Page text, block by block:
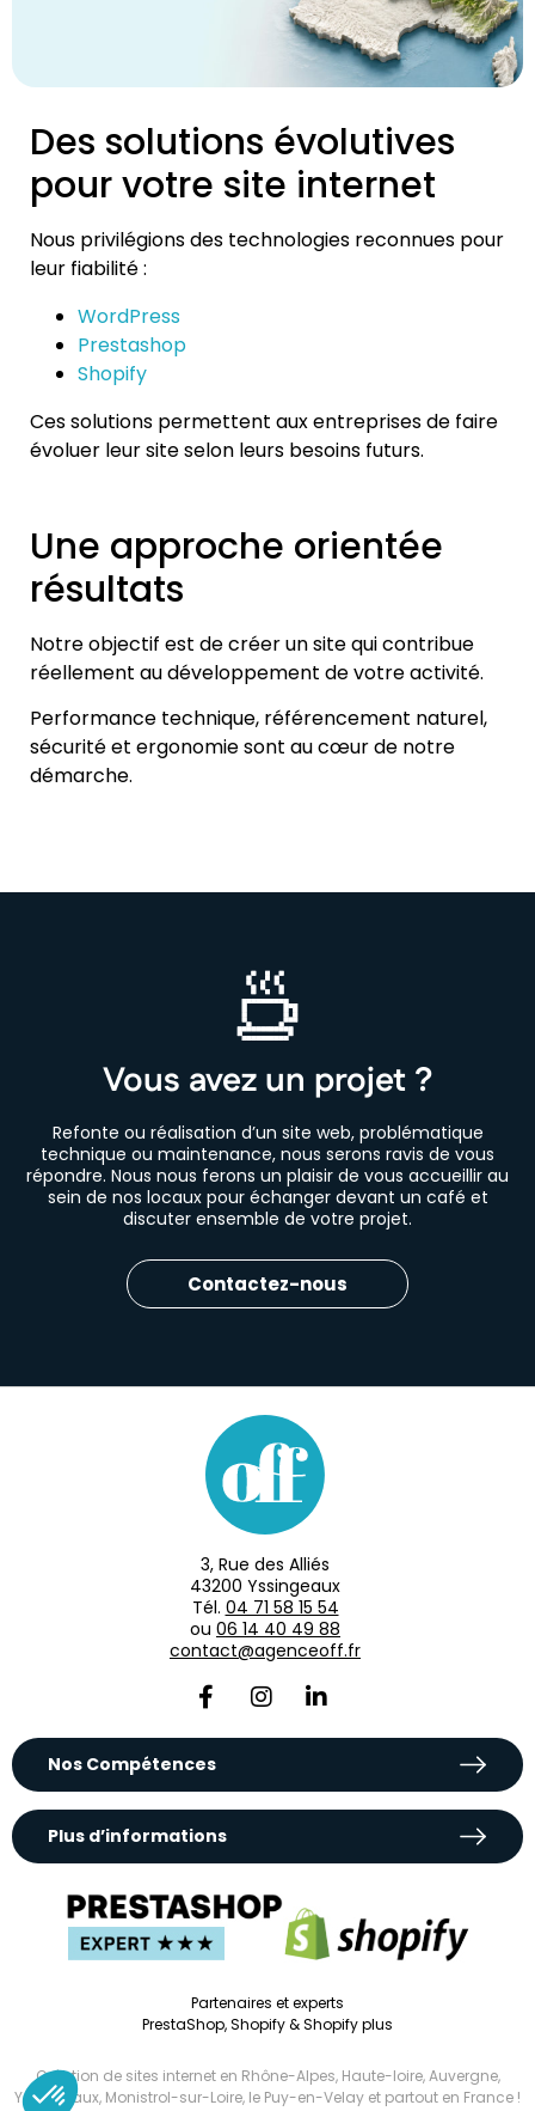
Des solutions évolutives
pour votre site internet
Nous privilégions des technologies reconnues pour
leur fiabilité :
WordPress
Prestashop
Shopify
Ces solutions permettent aux entreprises de faire
évoluer leur site selon leurs besoins futurs.
Une approche orientée
résultats
Notre objectif est de créer un site qui contribue
réellement au développement de votre activité.
Performance technique, référencement naturel,
sécurité et ergonomie sont au cœur de notre
démarche.
Vous avez un projet ?
Refonte ou réalisation d’un site web, problématique
technique ou maintenance, nous serons ravis de vous
répondre. Nous nous ferons un plaisir de vous accueillir au
sein de nos locaux pour échanger devant un café et
discuter ensemble de votre projet.
Contactez-nous
3, Rue des Alliés
43200 Yssingeaux
Tél. 04 71 58 15 54
ou 06 14 40 49 88
contact@agenceoff.fr
Nos Compétences
Plus d’informations
Partenaires et experts
PrestaShop, Shopify & Shopify plus
Création de sites internet en Rhône-Alpes,Haute-loire,Auvergne,
Yssingeaux, Monistrol-sur-Loire, le Puy-en-Velay et partout en France !